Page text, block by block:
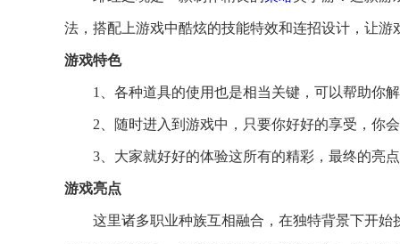
法，搭配上游戏中酷炫的技能特效和连招设计，让游
游戏特色
1、各种道具的使用也是相当关键，可以帮助你
2、随时进入到游戏中，只要你好好的享受，你
3、大家就好好的体验这所有的精彩，最终的亮
游戏亮点
这里诸多职业种族互相融合，在独特背景下开始